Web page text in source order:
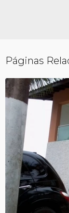
Páginas